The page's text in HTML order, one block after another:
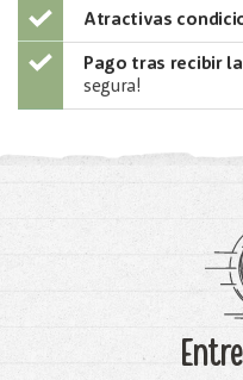
Atractivas
Pago tras recibir
segura!